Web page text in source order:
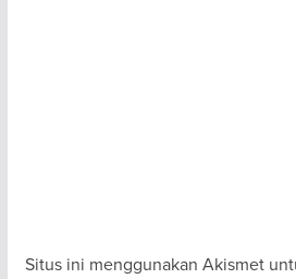
Situs ini menggunakan Akismet